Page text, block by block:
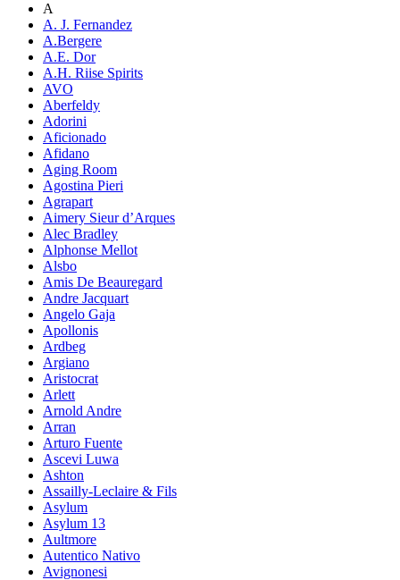
A
A. J. Fernandez
A.Bergere
A.E. Dor
A.H. Riise Spirits
AVO
Aberfeldy
Adorini
Aficionado
Afidano
Aging Room
Agostina Pieri
Agrapart
Aimery Sieur d’Arques
Alec Bradley
Alphonse Mellot
Alsbo
Amis De Beauregard
Andre Jacquart
Angelo Gaja
Apollonis
Ardbeg
Argiano
Aristocrat
Arlett
Arnold Andre
Arran
Arturo Fuente
Ascevi Luwa
Ashton
Assailly-Leclaire & Fils
Asylum
Asylum 13
Aultmore
Autentico Nativo
Avignonesi